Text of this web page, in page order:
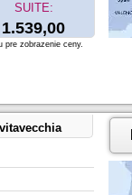
SUITE:
1.539,00
zobrazenie ceny.